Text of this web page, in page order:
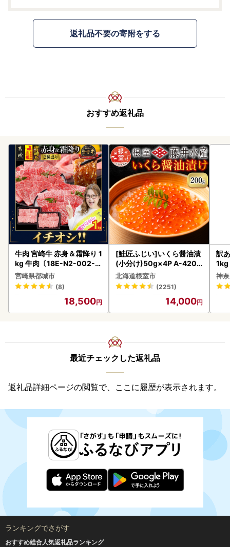
返礼品不要の寄附をする
おすすめ返礼品
牛肉 宮崎牛 赤身＆霜降り 1
kg 牛肉〔18E-N2-002-1
kg-S4A6-CF〕
宮崎県都城市
(8)
18,500
[鮭匠ふじい]いくら醤油漬
(小分け)50g×4P A-4209
5
北海道根室市
(2251)
14,000
訳
1kg
神
最近チェックした返礼品
返礼品詳細ページの閲覧で、ここに履歴が表示されます。
ランキングでさがす
おすすめ総合人気返礼品ランキング